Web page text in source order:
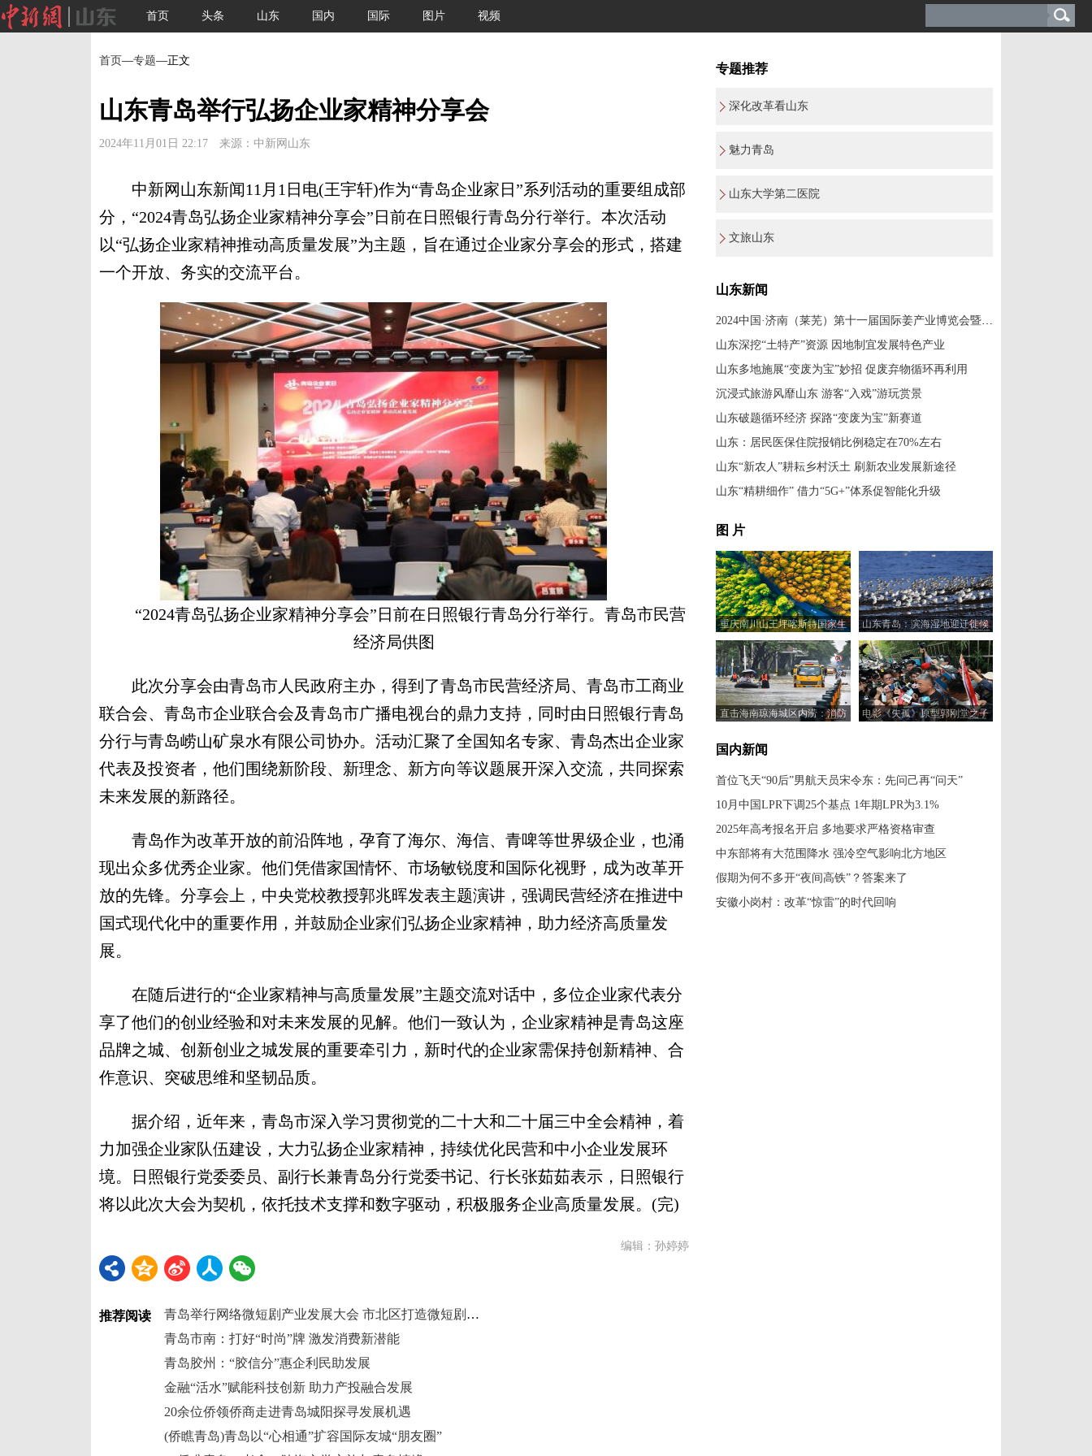
首页 头条 山东 国内 国际 图片 视频
首页—专题—正文
山东青岛举行弘扬企业家精神分享会
2024年11月01日 22:17 来源：中新网山东
中新网山东新闻11月1日电(王宇轩)作为“青岛企业家日”系列活动的重要组成部
分，“2024青岛弘扬企业家精神分享会”日前在日照银行青岛分行举行。本次活动
以“弘扬企业家精神推动高质量发展”为主题，旨在通过企业家分享会的形式，搭建
一个开放、务实的交流平台。
“2024青岛弘扬企业家精神分享会”日前在日照银行青岛分行举行。青岛市民营
经济局供图
此次分享会由青岛市人民政府主办，得到了青岛市民营经济局、青岛市工商业
联合会、青岛市企业联合会及青岛市广播电视台的鼎力支持，同时由日照银行青岛
分行与青岛崂山矿泉水有限公司协办。活动汇聚了全国知名专家、青岛杰出企业家
代表及投资者，他们围绕新阶段、新理念、新方向等议题展开深入交流，共同探索
未来发展的新路径。
青岛作为改革开放的前沿阵地，孕育了海尔、海信、青啤等世界级企业，也涌
现出众多优秀企业家。他们凭借家国情怀、市场敏锐度和国际化视野，成为改革开
放的先锋。分享会上，中央党校教授郭兆晖发表主题演讲，强调民营经济在推进中
国式现代化中的重要作用，并鼓励企业家们弘扬企业家精神，助力经济高质量发
展。
在随后进行的“企业家精神与高质量发展”主题交流对话中，多位企业家代表分
享了他们的创业经验和对未来发展的见解。他们一致认为，企业家精神是青岛这座
品牌之城、创新创业之城发展的重要牵引力，新时代的企业家需保持创新精神、合
作意识、突破思维和坚韧品质。
据介绍，近年来，青岛市深入学习贯彻党的二十大和二十届三中全会精神，着
力加强企业家队伍建设，大力弘扬企业家精神，持续优化民营和中小企业发展环
境。日照银行党委委员、副行长兼青岛分行党委书记、行长张茹茹表示，日照银行
将以此次大会为契机，依托技术支撑和数字驱动，积极服务企业高质量发展。(完)
编辑：孙婷婷
推荐阅读
青岛举行网络微短剧产业发展大会 市北区打造微短剧产业新城
青岛市南：打好“时尚”牌 激发消费新潜能
青岛胶州：“胶信分”惠企利民助发展
金融“活水”赋能科技创新 助力产投融合发展
20余位侨领侨商走进青岛城阳探寻发展机遇
(侨瞧青岛)青岛以“心相通”扩容国际友城“朋友圈”
专题推荐
深化改革看山东
魅力青岛
山东大学第二医院
文旅山东
山东新闻
2024中国·济南（莱芜）第十一届国际姜产业博览会暨农文旅融合发展研讨会开幕
山东深挖“土特产”资源 因地制宜发展特色产业
山东多地施展“变废为宝”妙招 促废弃物循环再利用
沉浸式旅游风靡山东 游客“入戏”游玩赏景
山东破题循环经济 探路“变废为宝”新赛道
山东：居民医保住院报销比例稳定在70%左右
山东“新农人”耕耘乡村沃土 刷新农业发展新途径
山东“精耕细作” 借力“5G+”体系促智能化升级
图 片
重庆南川山王坪喀斯特国家生
态公园上演浪漫秋色
山东青岛：滨海湿地迎迁徙候
鸟
直击海南琼海城区内涝：消防
电影《失孤》原型郭刚堂之子
国内新闻
首位飞天“90后”男航天员宋令东：先问己再“问天”
10月中国LPR下调25个基点 1年期LPR为3.1%
2025年高考报名开启 多地要求严格资格审查
中东部将有大范围降水 强冷空气影响北方地区
假期为何不多开“夜间高铁”？答案来了
安徽小岗村：改革“惊雷”的时代回响